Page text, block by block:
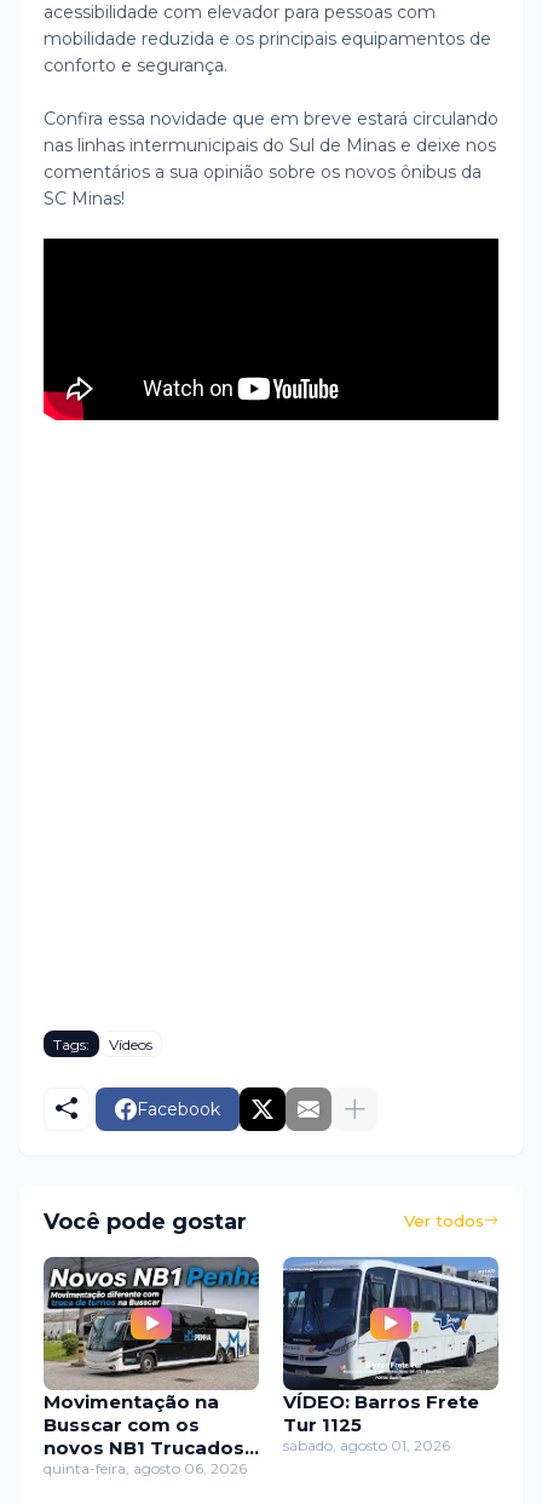
acessibilidade com elevador para pessoas com
mobilidade reduzida e os principais equipamentos de
conforto e segurança.
Confira essa novidade que em breve estará circulando
nas linhas intermunicipais do Sul de Minas e deixe nos
comentários a sua opinião sobre os novos ônibus da
SC Minas!
Tags: Vídeos
Facebook
Você pode gostar Ver todos
Movimentação na
Busscar com os
novos NB1 Trucados
da Penha
quinta-feira, agosto 06, 2026
VÍDEO: Barros Frete
Tur 1125
sábado, agosto 01, 2026